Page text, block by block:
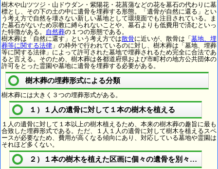
樹木や山ツツジ・山ドウダン・紫陽花・花菖蒲などの花を墓石の代わりに墓
標とし、その下の土の中に遺骨を埋葬する形態。「遺骨が自然に還る」とい
う考え方で自然を壊さない新しい墓地として環境面でも注目されている。ま
た墓石がないため宗教に縛られないことや、墓石よりも低費用で済むといっ
た特徴がある。 自然葬の１つの形態である。
樹木葬は「自然に還す」という考え方では散骨に近いが、散骨は「墓地、埋
葬等に関する法律 」の枠外で行われているのに対し、樹木葬は「墓地、埋葬
等に関する法律」によって許可された墓地で埋葬されるため完全に合法であ
ると言える。そのため、樹木葬は各都道府県および市町村の地方公共団体の
許可をとった霊園や墓地に遺骨を埋葬する必要がある。
樹木葬の埋葬形式による分類
樹木葬には大きく３つの埋葬形式がある。
１）１人の遺骨に対して１本の樹木を植える
１人の遺骨に対して１本以上の樹木植えるため、本来の樹木葬の趣旨に最も
合致した埋葬形式である。ただ、１人１人の遺骨に対して樹木を植えるスペ
ースが必要なため、費用が高くなる傾向にあり、対応している墓地や霊園は
それほど多くない。
２）１本の樹木を植えた区画に個々の遺骨を別々に埋葬